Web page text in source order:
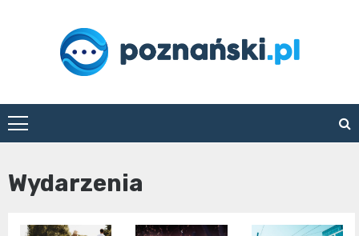
poznanski.pl
Wydarzenia